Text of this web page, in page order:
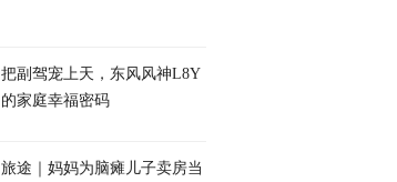
把副驾宠上天，东风风神L8Y
的家庭幸福密码
旅途｜妈妈为脑瘫儿子卖房当